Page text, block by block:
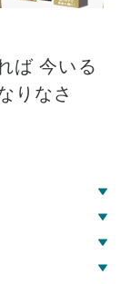
ば 今いる
りなさ